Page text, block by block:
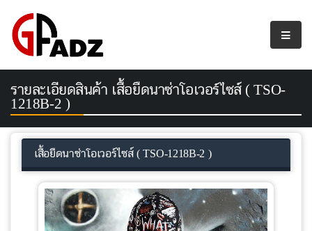
รายละเอียดสินค้า เสื้อยืดนาซ่าโอเวอร์ไซส์ ( TSO-
1218B-2 )
เสื้อยืดนาซ่าโอเวอร์ไซส์ ( TSO-1218B-2 )